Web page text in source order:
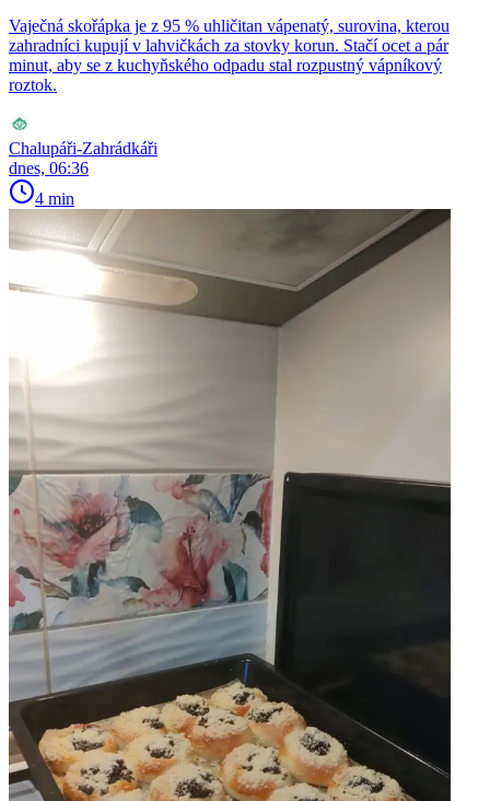
Vaječná skořápka je z 95 % uhličitan vápenatý, surovina, kterou
zahradníci kupují v lahvičkách za stovky korun. Stačí ocet a pár
minut, aby se z kuchyňského odpadu stal rozpustný vápníkový
roztok.
Chalupáři-Zahrádkáři
dnes, 06:36
4 min